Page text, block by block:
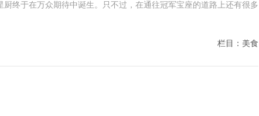
终于在万众期待中诞生。只不过，在通往冠军宝座的道路上还有很多
栏目：美食